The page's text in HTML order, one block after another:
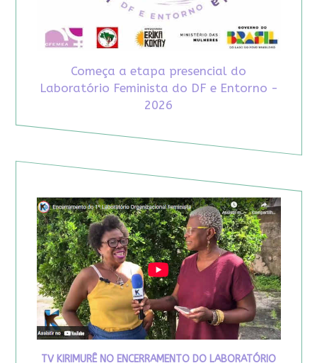
Começa a etapa presencial do
Laboratório Feminista do DF e Entorno -
2026
TV KIRIMURÊ NO ENCERRAMENTO DO LABORATÓRIO